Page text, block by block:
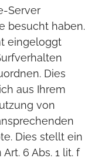
Server
besucht haben.
eingeloggt
Dies
aus Ihrem
von
Dies stellt ein
6 Abs. 1 lit. f